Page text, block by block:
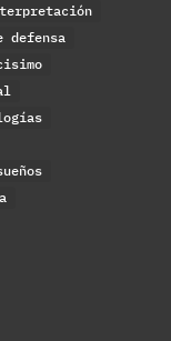
defensa